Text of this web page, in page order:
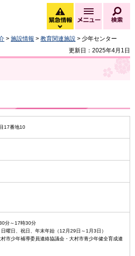
緊急情報
緊急情報を開く
メニュー
> 施設情報 > 教育関連施設 > 少年センター
更新日：2025年4月1日
17番地10
分～17時30分
日曜日、祝日、年末年始（12月29日～1月3日）
村市少年補導委員連絡協議会・大村市青少年健全育成連